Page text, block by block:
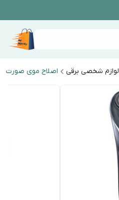
لوازم شخصی برقی اصلاح موی صورت